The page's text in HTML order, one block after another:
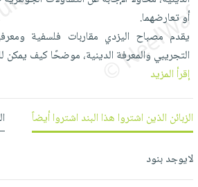
العناية
بالأسنان
الحمية
والتغذية
أدوات
المائدة
الأوعية
والتخزين
أدوات
المطبخ
الأكثر
مبيعاً
العودة
للمدارس
اكسسوارات
اكسسوارات
شحن
مجاني
بنود
مختارة
اشتراكات
كل
الاشتراكات
القراءة
بحث
متقدم
أو تعارضهما.
يقدم مصباح اليزدي مقاربات فلسفية
التجريبي والمعرفة الدينية، موضحًا كيف يمكن
إقرأ المزيد
الزبائن الذين اشتروا هذا البند اشتروا أيضاً
لايوجد بنود